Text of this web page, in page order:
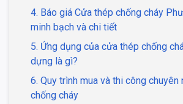
4. Báo giá Cửa thép chống cháy
minh bạch và chi tiết
5. Ứng dụng của cửa thép chống
dựng là gì?
6. Quy trình mua và thi công
chống cháy